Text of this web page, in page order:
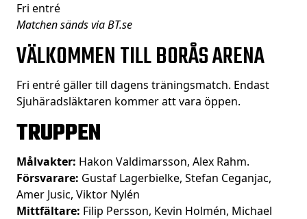
Fri entré
Matchen sänds via BT.se
VÄLKOMMEN TILL BORÅS ARENA
Fri entré gäller till dagens träningsmatch. Endast
Sjuhäradsläktaren kommer att vara öppen.
TRUPPEN
Målvakter: Hakon Valdimarsson, Alex Rahm.
Försvarare: Gustaf Lagerbielke, Stefan Ceganjac,
Amer Jusic, Viktor Nylén
Mittfältare: Filip Persson, Kevin Holmén, Michael